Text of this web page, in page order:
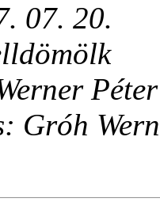
07. 20.
Péter
Gróh